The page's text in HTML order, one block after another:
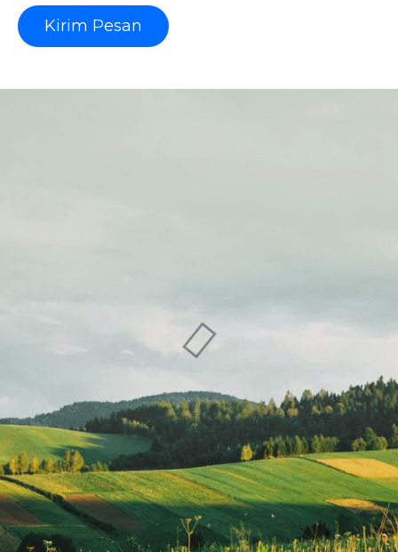
Kirim Pesan
Jl. Margaguna
Indah) Jakarta
Selatan
BALIHO
BILLBOARD
Baliho di Tegal,
Pepedan)
Kabupaten
Tegal
BALIHO
BILLBOARD